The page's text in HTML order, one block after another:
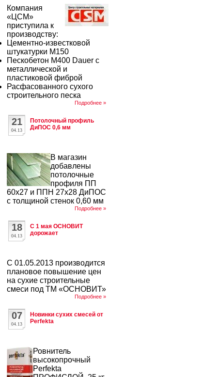
Компания
«ЦСМ»
приступила к
производству:
Цементно-известковой
штукатурки М150
Пескобетон М400 Dauer с
металлической и
пластиковой фиброй
Расфасованного сухого
строительного песка
Подробнее »
Потолочный профиль
ДиПОС 0,6 мм
21
04.13
В магазин
добавлены
потолочные
профиля ПП
60х27 и ППН 27х28 ДиПОС
с толщиной стенок 0,60 мм
Подробнее »
С 1 мая ОСНОВИТ
дорожает
18
04.13
С 01.05.2013 производится
плановое повышение цен
на сухие строительные
смеси под ТМ «ОСНОВИТ»
Подробнее »
Новинки сухих смесей от
Perfekta
07
04.13
Ровнитель
высокопрочный
Perfekta